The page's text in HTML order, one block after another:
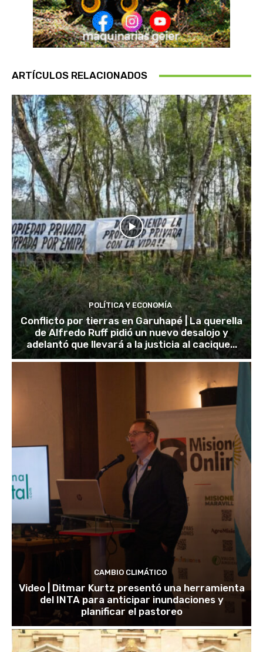
ARTÍCULOS RELACIONADOS
POLÍTICA Y ECONOMÍA
Conflicto por tierras en Garuhapé | La querella
de Alfredo Ruff pidió un nuevo desalojo y
adelantó que llevará a la justicia al cacique...
CAMBIO CLIMÁTICO
Video | Ditmar Kurtz presentó una herramienta
del INTA para anticipar inundaciones y
planificar el pastoreo